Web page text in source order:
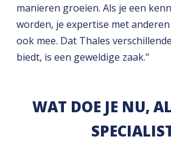
manieren groeien. Als je een
worden, je expertise met
ook mee. Dat Thales
biedt, is een geweldige zaak."
WAT DOE JE NU,